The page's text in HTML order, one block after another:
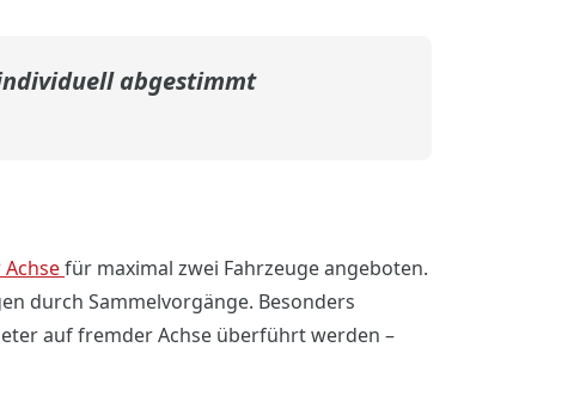
abgestimmt
für maximal zwei Fahrzeuge angeboten.
durch Sammelvorgänge. Besonders
auf fremder Achse überführt werden –